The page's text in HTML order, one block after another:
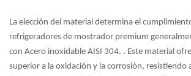
La elección del material determina el
refrigeradores de mostrador premium
con Acero inoxidable AISI 304. . Este material
superior a la oxidación y la corrosión, resistiendo